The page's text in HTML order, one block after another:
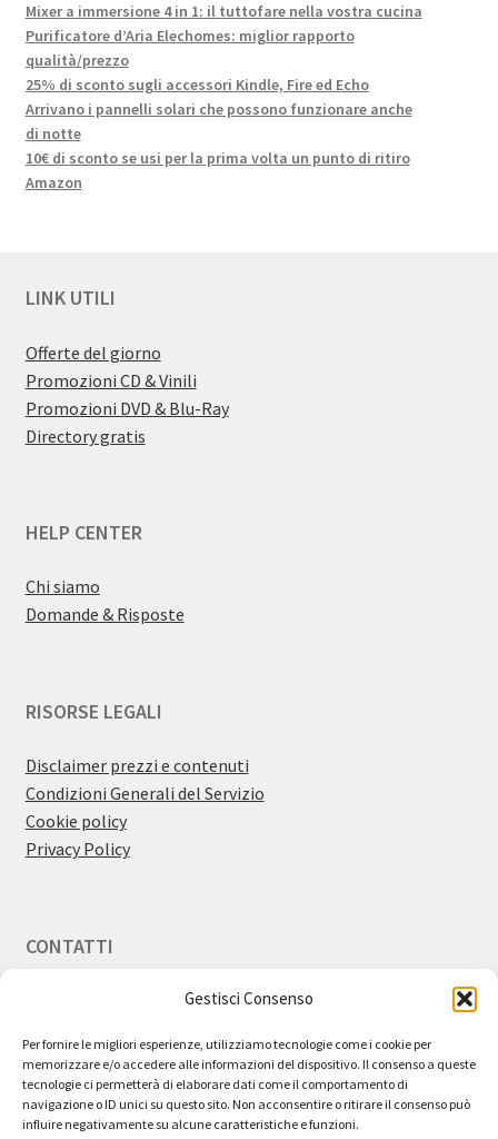
Gestisci Consenso
Per fornire le migliori esperienze, utilizziamo tecnologie come i cookie per
memorizzare e/o accedere alle informazioni del dispositivo. Il consenso a queste
tecnologie ci permetterà di elaborare dati come il comportamento di
navigazione o ID unici su questo sito. Non acconsentire o ritirare il consenso può
influire negativamente su alcune caratteristiche e funzioni.
Mixer a immersione 4 in 1: il tuttofare nella vostra cucina
Purificatore d’Aria Elechomes: miglior rapporto
qualità/prezzo
25% di sconto sugli accessori Kindle, Fire ed Echo
Arrivano i pannelli solari che possono funzionare anche
di notte
10€ di sconto se usi per la prima volta un punto di ritiro
Amazon
LINK UTILI
Offerte del giorno
Promozioni CD & Vinili
Promozioni DVD & Blu-Ray
Directory gratis
HELP CENTER
Chi siamo
Domande & Risposte
RISORSE LEGALI
Disclaimer prezzi e contenuti
Condizioni Generali del Servizio
Cookie policy
Privacy Policy
CONTATTI
info@bestdiscount.it